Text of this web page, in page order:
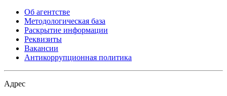
Об агентстве
Методологическая база
Раскрытие информации
Реквизиты
Вакансии
Антикоррупционная политика
Адрес